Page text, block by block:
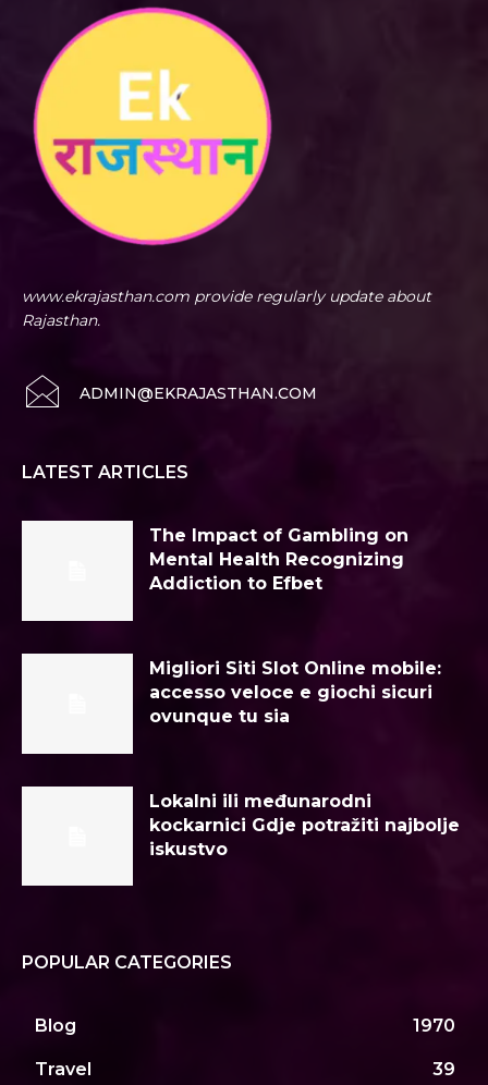
www.ekrajasthan.com provide regularly update about
Rajasthan.
ADMIN@EKRAJASTHAN.COM
LATEST ARTICLES
The Impact of Gambling on
Mental Health Recognizing
Addiction to Efbet
Migliori Siti Slot Online mobile:
accesso veloce e giochi sicuri
ovunque tu sia
Lokalni ili međunarodni
kockarnici Gdje potražiti najbolje
iskustvo
POPULAR CATEGORIES
Blog 1970
Travel 39